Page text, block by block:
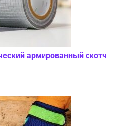
армированный скотч